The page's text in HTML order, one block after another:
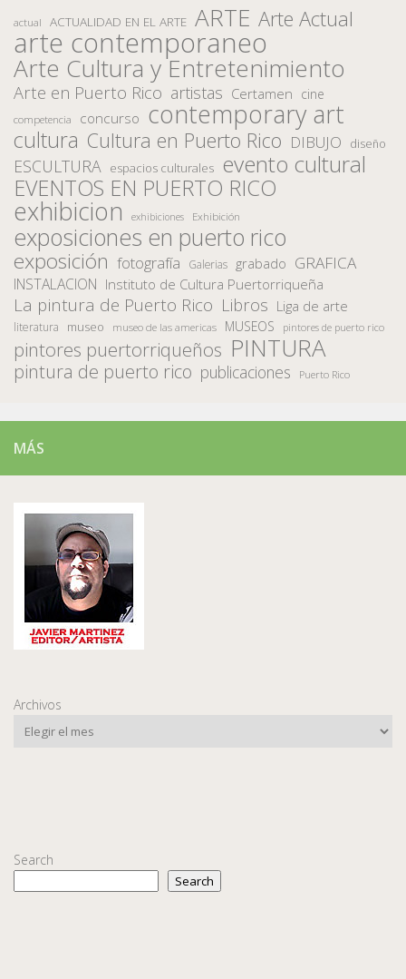
actual ACTUALIDAD EN EL ARTE ARTE Arte Actual
arte contemporaneo
Arte Cultura y Entretenimiento
Arte en Puerto Rico artistas Certamen cine
competencia concurso contemporary art
cultura Cultura en Puerto Rico DIBUJO diseño
ESCULTURA espacios culturales evento cultural
EVENTOS EN PUERTO RICO
exhibicion exhibiciones Exhibición
exposiciones en puerto rico
exposición fotografía Galerias grabado GRAFICA
INSTALACION Instituto de Cultura Puertorriqueña
La pintura de Puerto Rico Libros Liga de arte
literatura museo museo de las americas MUSEOS pintores de puerto rico
pintores puertorriqueños PINTURA
pintura de puerto rico publicaciones Puerto Rico
MÁS
Archivos
Search
Search